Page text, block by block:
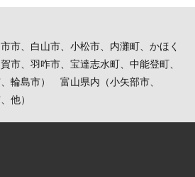
市、白山市、小松市、内灘町、かほく
市、羽咋市、宝達志水町、中能登町、
輪島市） 富山県内（小矢部市、
他）